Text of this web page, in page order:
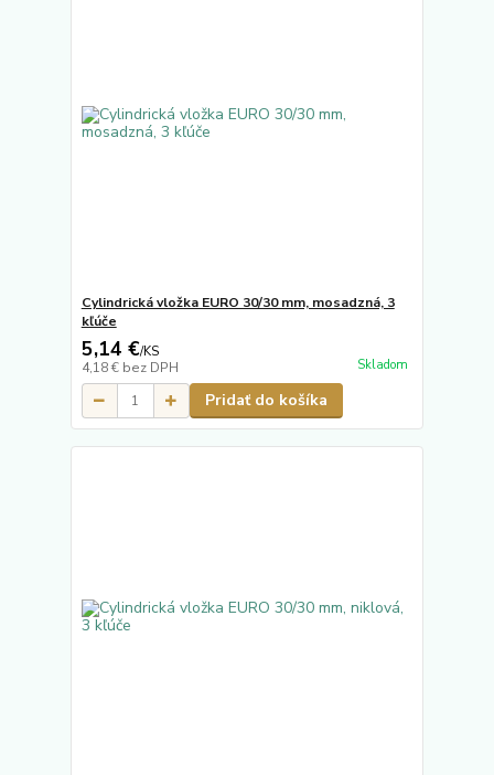
Cylindrická vložka EURO 30/30 mm, mosadzná, 3
kľúče
5,14 €/KS
4,18 € bez DPH Skladom
Pridať do košíka